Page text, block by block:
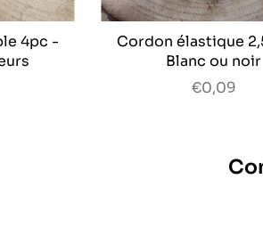
4pc -
Cordon élastique
Blanc ou noir
€0,09